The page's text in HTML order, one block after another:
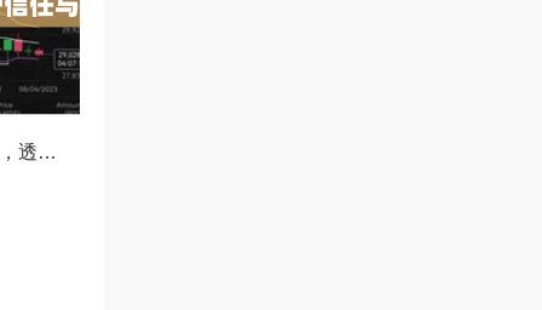
OKX减仓比例公示，透明化运营如何重塑用户信任与市场格局